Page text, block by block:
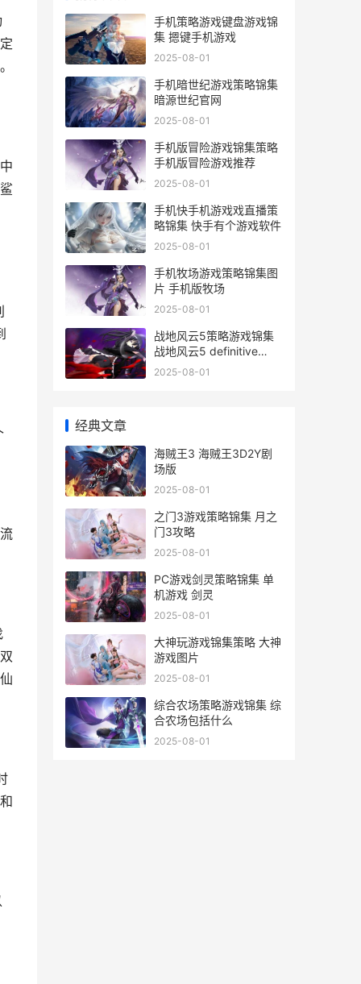
手机策略游戏键盘游戏锦
集 摁键手机游戏
2025-08-01
手机暗世纪游戏策略锦集
暗源世纪官网
2025-08-01
手机版冒险游戏锦集策略
手机版冒险游戏推荐
2025-08-01
手机快手机游戏戏直播策
略锦集 快手有个游戏软件
2025-08-01
手机牧场游戏策略锦集图
片 手机版牧场
2025-08-01
战地风云5策略游戏锦集
战地风云5 definitive
edition
2025-08-01
经典文章
海贼王3 海贼王3D2Y剧
场版
2025-08-01
之门3游戏策略锦集 月之
门3攻略
2025-08-01
PC游戏剑灵策略锦集 单
机游戏 剑灵
2025-08-01
大神玩游戏锦集策略 大神
游戏图片
2025-08-01
综合农场策略游戏锦集 综
合农场包括什么
2025-08-01